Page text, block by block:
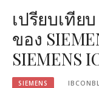
เปรียบเทีย
ของ
SIEMENS
SIEMENS